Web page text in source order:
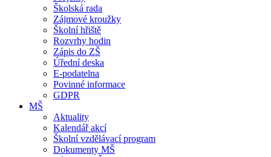
Školská rada
Zájmové kroužky
Školní hřiště
Rozvrhy hodin
Zápis do ZŠ
Úřední deska
E-podatelna
Povinné informace
GDPR
MŠ
Aktuality
Kalendář akcí
Školní vzdělávací program
Dokumenty MŠ